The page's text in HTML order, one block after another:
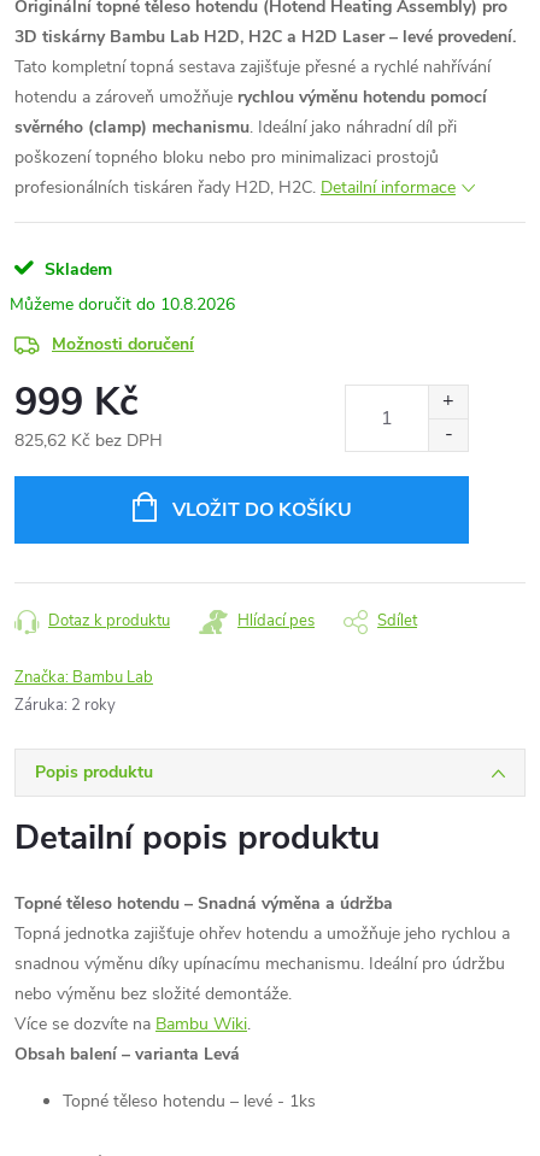
Originální topné těleso hotendu (Hotend Heating Assembly) pro
3D tiskárny Bambu Lab H2D, H2C a H2D Laser – levé provedení.
Tato kompletní topná sestava zajišťuje přesné a rychlé nahřívání
hotendu a zároveň umožňuje rychlou výměnu hotendu pomocí
svěrného (clamp) mechanismu. Ideální jako náhradní díl při
poškození topného bloku nebo pro minimalizaci prostojů
profesionálních tiskáren řady H2D, H2C. Detailní informace
Skladem
10.8.2026
Možnosti doručení
999 Kč
825,62 Kč bez DPH
VLOŽIT DO KOŠÍKU
Dotaz k produktu Hlídací pes Sdílet
Značka: Bambu Lab
Záruka: 2 roky
Popis produktu
Detailní popis produktu
Topné těleso hotendu – Snadná výměna a údržba
Topná jednotka zajišťuje ohřev hotendu a umožňuje jeho rychlou a
snadnou výměnu díky upínacímu mechanismu. Ideální pro údržbu
nebo výměnu bez složité demontáže.
Více se dozvíte na Bambu Wiki.
Obsah balení – varianta Levá
Topné těleso hotendu – levé - 1ks